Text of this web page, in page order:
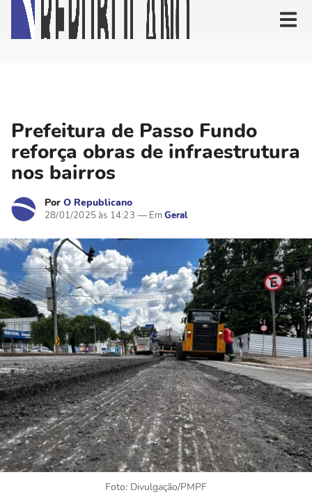
Prefeitura de Passo Fundo
reforça obras de infraestrutura
nos bairros
Por O Republicano
28/01/2025 às 14:23 Geral
Foto: Divulgação/PMPF